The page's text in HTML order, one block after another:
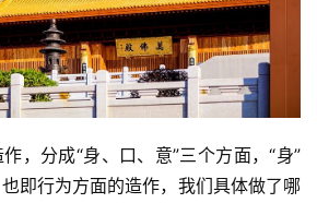
，分成“身、口、意”三个方面，“身”
即行为方面的造作，我们具体做了哪